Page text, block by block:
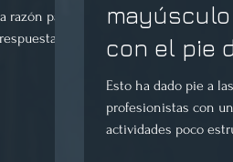
para
es
con el pie
profesional
Esto ha dado pie a
profesionistas con
actividades poco